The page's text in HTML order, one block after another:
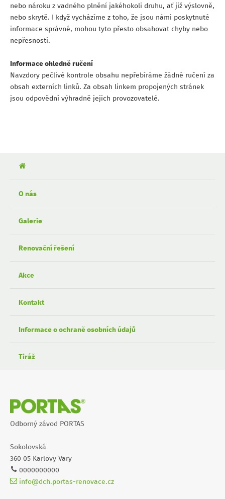
nebo nároku z vadného plnění jakéhokoli druhu, ať již výslovně,
nebo skrytě. I když vycházíme z toho, že jsou námi poskytnuté
informace správné, mohou tyto přesto obsahovat chyby nebo
nepřesnosti.
Informace ohledně ručení
Navzdory pečlivé kontrole obsahu nepřebíráme žádné ručení za
obsah externích linků. Za obsah linkem propojených stránek
jsou odpovědní výhradně jejich provozovatelé.
O nás
Galerie
Renovační řešení
Akce
Kontakt
Informace o ochraně osobních údajů
Tiráž
Odborný závod PORTAS
Sokolovská
360 05 Karlovy Vary
0000000000
info@dch.portas-renovace.cz